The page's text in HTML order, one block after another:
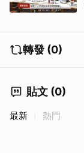
轉發 (0)
貼文 (0)
最新 熱門